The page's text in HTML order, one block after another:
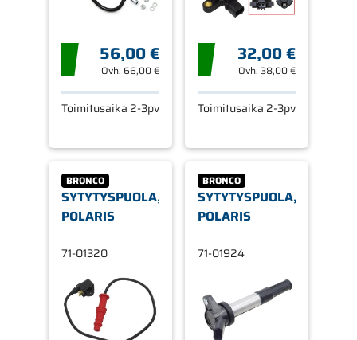
56,00 €
Ovh. 66,00 €
Toimitusaika 2-3pv
32,00 €
Ovh.38,00 €
Toimitusaika 2-3pv
BRONCO
SYTYTYSPUOLA,
POLARIS
71-01320
BRONCO
SYTYTYSPUOLA,
POLARIS
71-01924